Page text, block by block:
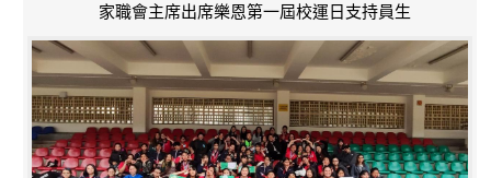
家職會主席出席樂恩第一屆校運日支持員生